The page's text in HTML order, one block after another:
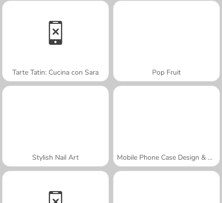
Tarte Tatin: Cucina con Sara Pop Fruit
Stylish Nail Art Mobile Phone Case Design & DIY